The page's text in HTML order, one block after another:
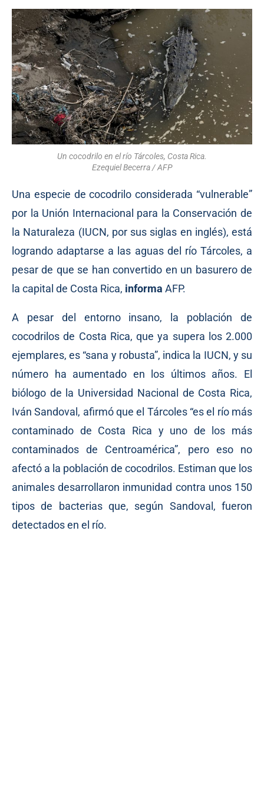
Un cocodrilo en el río Tárcoles, Costa Rica.
Ezequiel Becerra / AFP
Una especie de cocodrilo considerada “vulnerable”
por la Unión Internacional para la Conservación de
la Naturaleza (IUCN, por sus siglas en inglés), está
logrando adaptarse a las aguas del río Tárcoles, a
pesar de que se han convertido en un basurero de
la capital de Costa Rica, informa AFP.
A pesar del entorno insano, la población de
cocodrilos de Costa Rica, que ya supera los 2.000
ejemplares, es “sana y robusta”, indica la IUCN, y su
número ha aumentado en los últimos años. El
biólogo de la Universidad Nacional de Costa Rica,
Iván Sandoval, afirmó que el Tárcoles “es el río más
contaminado de Costa Rica y uno de los más
contaminados de Centroamérica”, pero eso no
afectó a la población de cocodrilos. Estiman que los
animales desarrollaron inmunidad contra unos 150
tipos de bacterias que, según Sandoval, fueron
detectados en el río.